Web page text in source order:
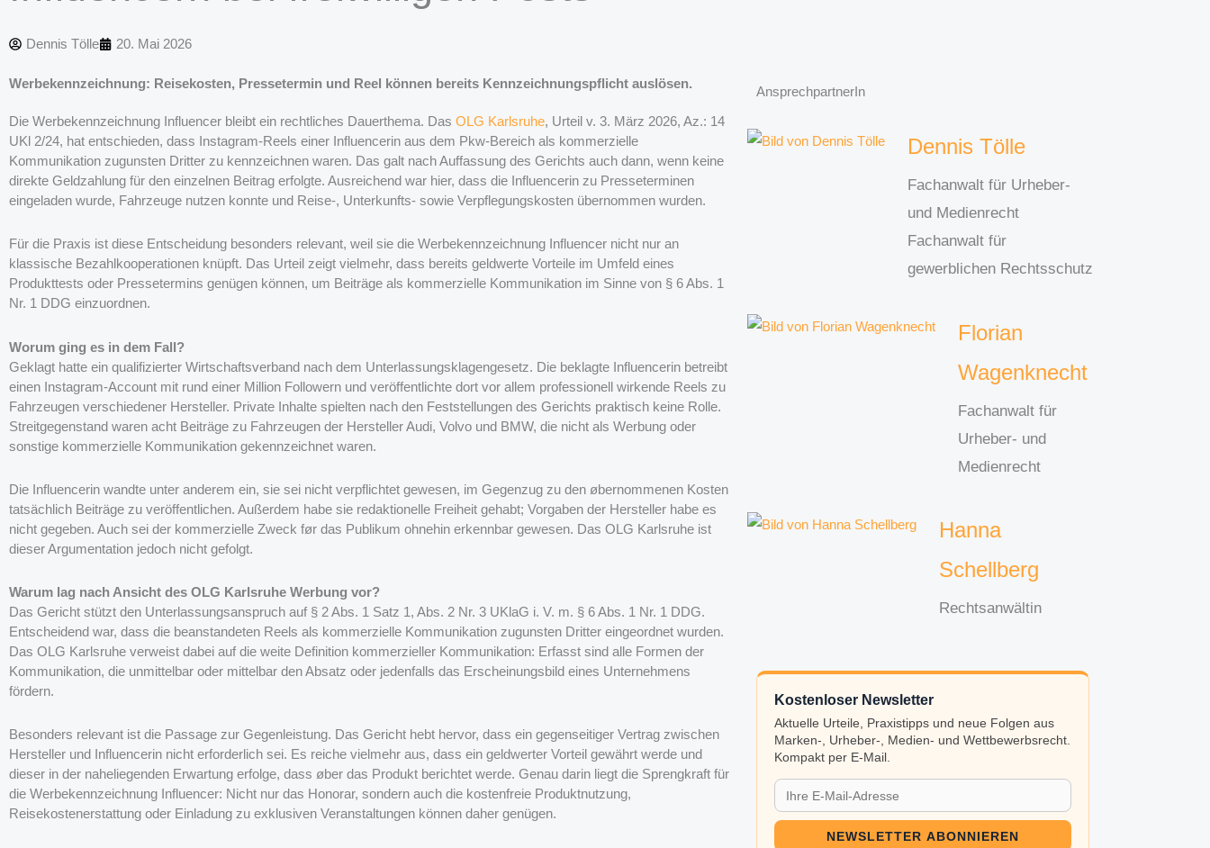
Dennis Tölle 20. Mai 2026
Werbekennzeichnung: Reisekosten, Pressetermin und Reel können bereits Kennzeichnungspflicht auslösen.
Die Werbekennzeichnung Influencer bleibt ein rechtliches Dauerthema. Das OLG Karlsruhe, Urteil v. 3. März 2026, Az.: 14
UKl 2/24, hat entschieden, dass Instagram-Reels einer Influencerin aus dem Pkw-Bereich als kommerzielle
Kommunikation zugunsten Dritter zu kennzeichnen waren. Das galt nach Auffassung des Gerichts auch dann, wenn keine
direkte Geldzahlung für den einzelnen Beitrag erfolgte. Ausreichend war hier, dass die Influencerin zu Presseterminen
eingeladen wurde, Fahrzeuge nutzen konnte und Reise-, Unterkunfts- sowie Verpflegungskosten übernommen wurden.
Für die Praxis ist diese Entscheidung besonders relevant, weil sie die Werbekennzeichnung Influencer nicht nur an
klassische Bezahlkooperationen knüpft. Das Urteil zeigt vielmehr, dass bereits geldwerte Vorteile im Umfeld eines
Produkttests oder Pressetermins genügen können, um Beiträge als kommerzielle Kommunikation im Sinne von § 6 Abs. 1
Nr. 1 DDG einzuordnen.
Worum ging es in dem Fall?
Geklagt hatte ein qualifizierter Wirtschaftsverband nach dem Unterlassungsklagengesetz. Die beklagte Influencerin betreibt
einen Instagram-Account mit rund einer Million Followern und veröffentlichte dort vor allem professionell wirkende Reels zu
Fahrzeugen verschiedener Hersteller. Private Inhalte spielten nach den Feststellungen des Gerichts praktisch keine Rolle.
Streitgegenstand waren acht Beiträge zu Fahrzeugen der Hersteller Audi, Volvo und BMW, die nicht als Werbung oder
sonstige kommerzielle Kommunikation gekennzeichnet waren.
Die Influencerin wandte unter anderem ein, sie sei nicht verpflichtet gewesen, im Gegenzug zu den øbernommenen Kosten
tatsächlich Beiträge zu veröffentlichen. Außerdem habe sie redaktionelle Freiheit gehabt; Vorgaben der Hersteller habe es
nicht gegeben. Auch sei der kommerzielle Zweck før das Publikum ohnehin erkennbar gewesen. Das OLG Karlsruhe ist
dieser Argumentation jedoch nicht gefolgt.
Warum lag nach Ansicht des OLG Karlsruhe Werbung vor?
Das Gericht stützt den Unterlassungsanspruch auf § 2 Abs. 1 Satz 1, Abs. 2 Nr. 3 UKlaG i. V. m. § 6 Abs. 1 Nr. 1 DDG.
Entscheidend war, dass die beanstandeten Reels als kommerzielle Kommunikation zugunsten Dritter eingeordnet wurden.
Das OLG Karlsruhe verweist dabei auf die weite Definition kommerzieller Kommunikation: Erfasst sind alle Formen der
Kommunikation, die unmittelbar oder mittelbar den Absatz oder jedenfalls das Erscheinungsbild eines Unternehmens
fördern.
Besonders relevant ist die Passage zur Gegenleistung. Das Gericht hebt hervor, dass ein gegenseitiger Vertrag zwischen
Hersteller und Influencerin nicht erforderlich sei. Es reiche vielmehr aus, dass ein geldwerter Vorteil gewährt werde und
dieser in der naheliegenden Erwartung erfolge, dass øber das Produkt berichtet werde. Genau darin liegt die Sprengkraft für
die Werbekennzeichnung Influencer: Nicht nur das Honorar, sondern auch die kostenfreie Produktnutzung,
Reisekostenerstattung oder Einladung zu exklusiven Veranstaltungen können daher genügen.
AnsprechpartnerIn
Dennis Tölle
Fachanwalt für Urheber-
und Medienrecht
Fachanwalt für
gewerblichen Rechtsschutz
Florian
Wagenknecht
Fachanwalt für
Urheber- und
Medienrecht
Hanna
Schellberg
Rechtsanwältin
Kostenloser Newsletter
Aktuelle Urteile, Praxistipps und neue Folgen aus
Marken-, Urheber-, Medien- und Wettbewerbsrecht.
Kompakt per E-Mail.
NEWSLETTER ABONNIEREN